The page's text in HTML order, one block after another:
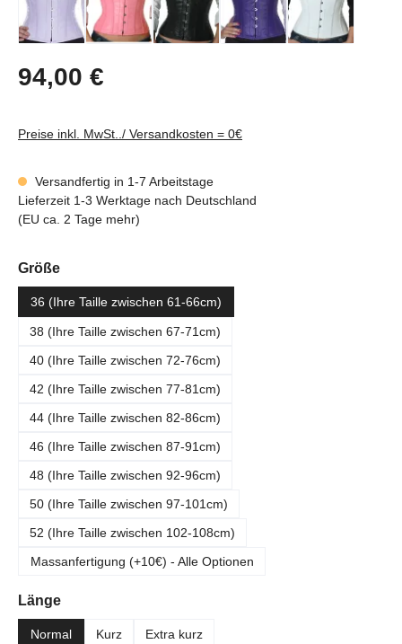
Regulärer Preis:
94,00 €
Preise inkl. MwSt../ Versandkosten = 0€
Versandfertig in 1-7 Arbeitstage
Lieferzeit 1-3 Werktage nach Deutschland
(EU ca. 2 Tage mehr)
Größeauswählen
36 (Ihre Taille zwischen 61-66cm)
38 (Ihre Taille zwischen 67-71cm)
40 (Ihre Taille zwischen 72-76cm)
42 (Ihre Taille zwischen 77-81cm)
44 (Ihre Taille zwischen 82-86cm)
46 (Ihre Taille zwischen 87-91cm)
48 (Ihre Taille zwischen 92-96cm)
50 (Ihre Taille zwischen 97-101cm)
52 (Ihre Taille zwischen 102-108cm)
Massanfertigung (+10€) - Alle Optionen
Längeauswählen
Normal Kurz Extra kurz